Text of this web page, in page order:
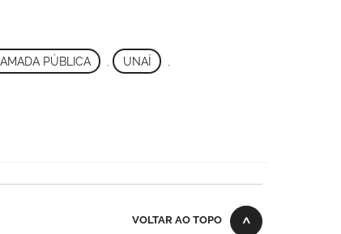
PÚBLICA , UNAÍ
VOLTAR AO TOPO